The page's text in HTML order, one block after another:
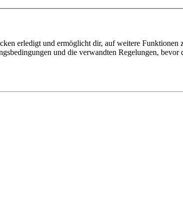
erledigt und ermöglicht dir, auf weitere Funktionen
und die verwandten Regelungen, bevor